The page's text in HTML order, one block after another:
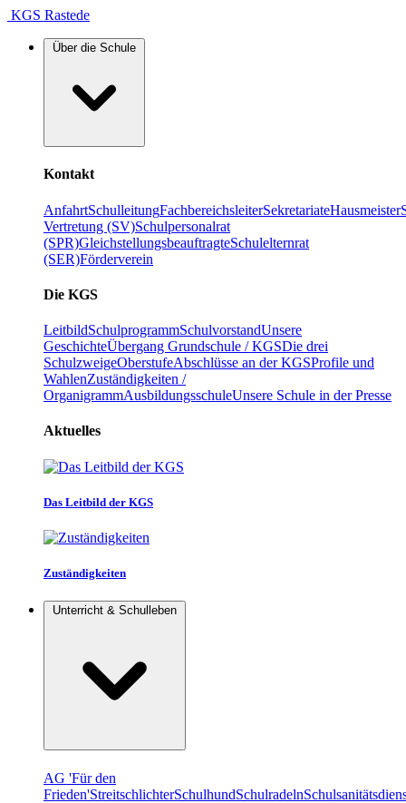
KGS Rastede
Über die Schule
Kontakt
AnfahrtSchulleitungFachbereichsleiterSekretariateHausmeister
Vertretung (SV)Schulpersonalrat
(SPR)GleichstellungsbeauftragteSchulelternrat
(SER)Förderverein
Die KGS
LeitbildSchulprogrammSchulvorstandUnsere
GeschichteÜbergang Grundschule / KGSDie drei
SchulzweigeOberstufeAbschlüsse an der KGSProfile und
WahlenZuständigkeiten /
OrganigrammAusbildungsschuleUnsere Schule in der Presse
Aktuelles
Das Leitbild der KGS
Zuständigkeiten
Unterricht & Schulleben
AG 'Für den
Frieden'StreitschlichterSchulhundSchulradeln